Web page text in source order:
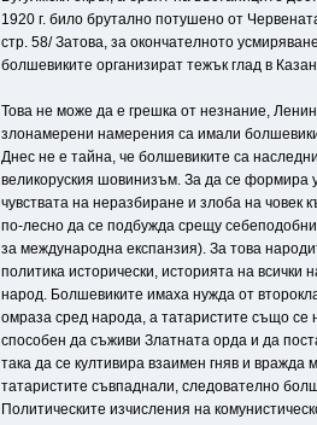
1920 г. било брутално потушено от
стр. 58/ Затова, за окончателното
болшевиките организират тежък глад в
Това не може да е грешка от незнание,
злонамерени намерения са имали
Днес не е тайна, че болшевиките са
великоруския шовинизъм. За да се формира
чувствата на неразбиране и злоба на човек
по-лесно да се подбужда срещу
за международна експанзия). За това
политика исторически, историята на
народ. Болшевиките имаха нужда от
омраза сред народа, а татаристите също се
способен да съживи Златната орда и да
така да се култивира взаимен гняв и
татаристите съвпаднали, следователно
Политическите изчисления на